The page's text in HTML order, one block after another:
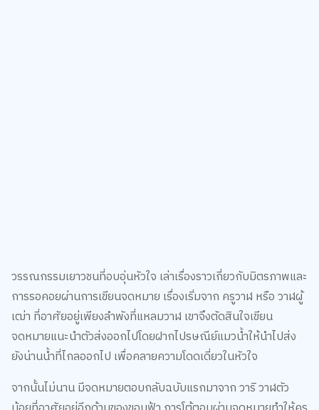
วรรณกรรมเยาวชนที่อบอุ่นหัวใจ เล่าเรื่องราวเกี่ยวกับมิตรภาพและ
การรอคอยผ่านการเขียนจดหมาย เรื่องเริ่มจาก ครูวาฬ หรือ วาฬผู้
เฒ่า ที่อาศัยอยู่เพียงลำพังที่แหลมวาฬ เขาจึงตัดสินใจเขียน
จดหมายแนะนำตัวส่งออกไปโดยฝากไปรษณีย์แมวน้ำให้นำไปส่ง
ยังน่านน้ำที่ไกลออกไป เพื่อคลายความโดดเดี่ยวในหัวใจ
จากนั้นไม่นาน มีจดหมายตอบกลับฉบับแรกมาจาก วาริ วาฬตัว